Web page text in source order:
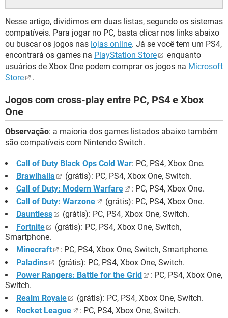
Nesse artigo, dividimos em duas listas, segundo os sistemas
compatíveis. Para jogar no PC, basta clicar nos links abaixo
ou buscar os jogos nas lojas online. Já se você tem um PS4,
encontrará os games na PlayStation Store
enquanto
usuários de Xbox One podem comprar os jogos na Microsoft
Store
.
Jogos com cross-play entre PC, PS4 e Xbox
One
Observação: a maioria dos games listados abaixo também
são compatíveis com Nintendo Switch.
Call of Duty Black Ops Cold War: PC, PS4, Xbox One.
Brawlhalla
(grátis): PC, PS4, Xbox One, Switch.
Call of Duty: Modern Warfare
: PC, PS4, Xbox One.
Call of Duty: Warzone
(grátis): PC, PS4, Xbox One.
Dauntless
(grátis): PC, PS4, Xbox One, Switch.
Fortnite
(grátis): PC, PS4, Xbox One, Switch,
Smartphone.
Minecraft
: PC, PS4, Xbox One, Switch, Smartphone.
Paladins
(grátis): PC, PS4, Xbox One, Switch.
Power Rangers: Battle for the Grid
: PC, PS4, Xbox One,
Switch.
Realm Royale
(grátis): PC, PS4, Xbox One, Switch.
Rocket League
: PC, PS4, Xbox One, Switch.